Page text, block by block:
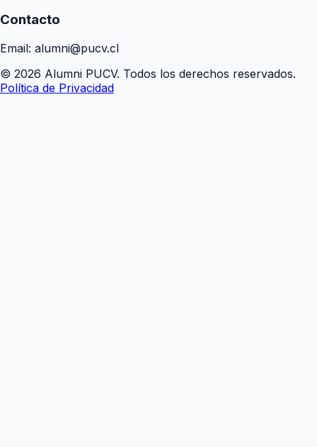
Contacto
Email: alumni@pucv.cl
© 2026 Alumni PUCV. Todos los derechos reservados.
Política de Privacidad